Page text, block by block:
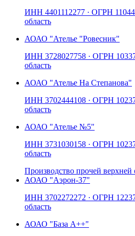
ИНН 4401112277 · ОГРН
область
АОАО "Ателье "Ровесник"
ИНН 3728027758 · ОГРН
область
АОАО "Ателье На Степанова"
ИНН 3702444108 · ОГРН
область
АОАО "Ателье №5"
ИНН 3731030158 · ОГРН
область
Производство прочей
АОАО "Аэрон-37"
ИНН 3702272272 · ОГРН
область
АОАО "База А++"